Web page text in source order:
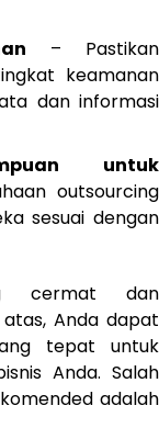
– Pastikan
keamanan
dan informasi
untuk
outsourcing
sesuai dengan
cermat dan
Anda dapat
tepat untuk
Anda. Salah
adalah